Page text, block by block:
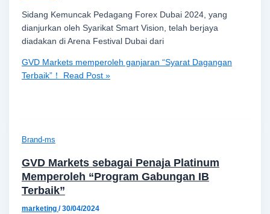
Sidang Kemuncak Pedagang Forex Dubai 2024, yang
dianjurkan oleh Syarikat Smart Vision, telah berjaya
diadakan di Arena Festival Dubai dari
GVD Markets memperoleh ganjaran “Syarat Dagangan
Terbaik”！
Read Post »
Brand-ms
GVD Markets sebagai Penaja Platinum
Memperoleh “Program Gabungan IB
Terbaik”
marketing /30/04/2024